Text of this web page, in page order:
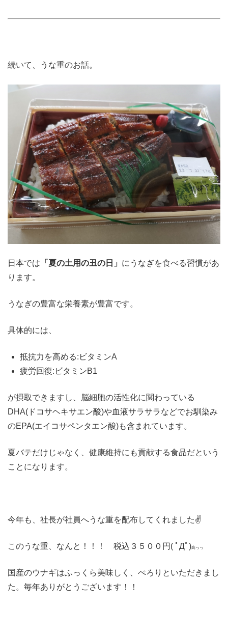
続いて、うな重のお話。
日本では 「夏の土用の丑の日」 にうなぎを食べる習慣があ
ります。
うなぎの豊富な栄養素が豊富です。
具体的には、
抵抗力を高める:ビタミンA
疲労回復:ビタミンB1
が摂取できますし、脳細胞の活性化に関わっている
DHA(ドコサヘキサエン酸)や血液サラサラなどでお馴染み
のEPA(エイコサペンタエン酸)も含まれています。
夏バテだけじゃなく、健康維持にも貢献する食品だという
ことになります。
今年も、社長が社員へうな重を配布してくれました✌
このうな重、なんと！！！ 税込３５００円( ﾟДﾟ)高っっ
国産のウナギはふっくら美味しく、ぺろりといただきまし
た。毎年ありがとうございます！！